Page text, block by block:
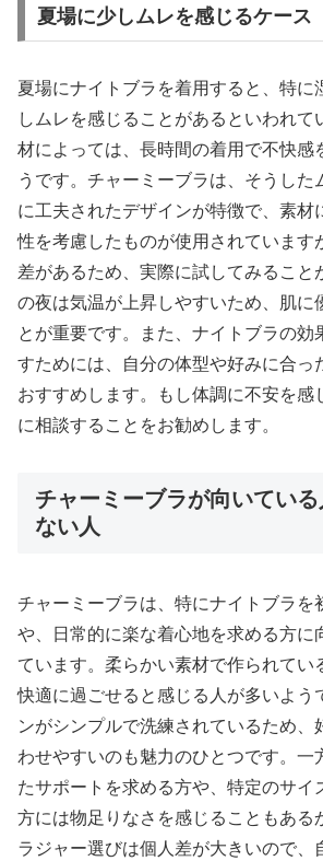
夏場に少しムレを感じるケース
夏場にナイトブラを着用すると、特に
しムレを感じることがあるといわれて
材によっては、長時間の着用で不快感
うです。チャーミーブラは、そうした
に工夫されたデザインが特徴で、素材
性を考慮したものが使用されています
差があるため、実際に試してみること
の夜は気温が上昇しやすいため、肌に
とが重要です。また、ナイトブラの効
すためには、自分の体型や好みに合っ
おすすめします。もし体調に不安を感
に相談することをお勧めします。
チャーミーブラが向いてい
ない人
チャーミーブラは、特にナイトブラを
や、日常的に楽な着心地を求める方に
ています。柔らかい素材で作られてい
快適に過ごせると感じる人が多いよう
ンがシンプルで洗練されているため、
わせやすいのも魅力のひとつです。一
たサポートを求める方や、特定のサイ
方には物足りなさを感じることもある
ラジャー選びは個人差が大きいので、